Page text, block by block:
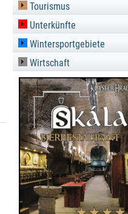
Tourismus
Unterkünfte
Wintersportgebiete
Wirtschaft